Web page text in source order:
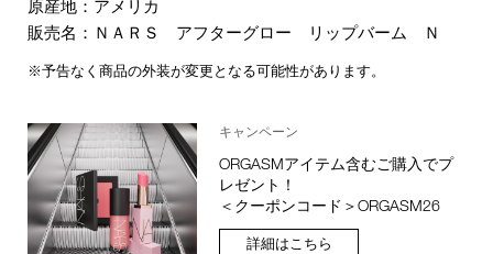
原産地：アメリカ
販売名：ＮＡＲＳ アフターグロー リップバーム Ｎ
※予告なく商品の外装が変更となる可能性があります。
キャンペーン
ORGASMアイテム含むご購入でプ
レゼント！
＜クーポンコード＞ORGASM26
詳細はこちら